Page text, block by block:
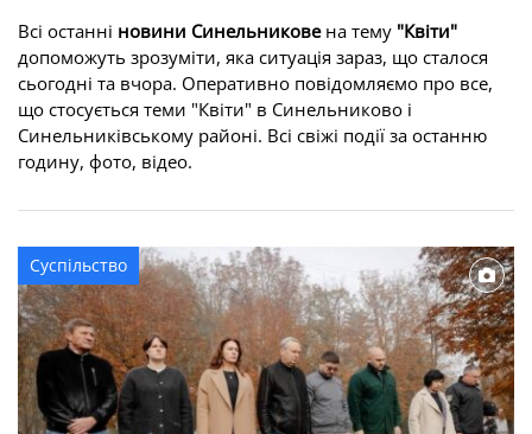
Всі останні новини Синельниковена тему "Квіти"
допоможуть зрозуміти, яка ситуація зараз, що сталося
сьогодні та вчора. Оперативно повідомляємо про все,
що стосується теми "Квіти" в Синельниково і
Синельниківському районі. Всі свіжі події за останню
годину, фото, відео.
Суспільство